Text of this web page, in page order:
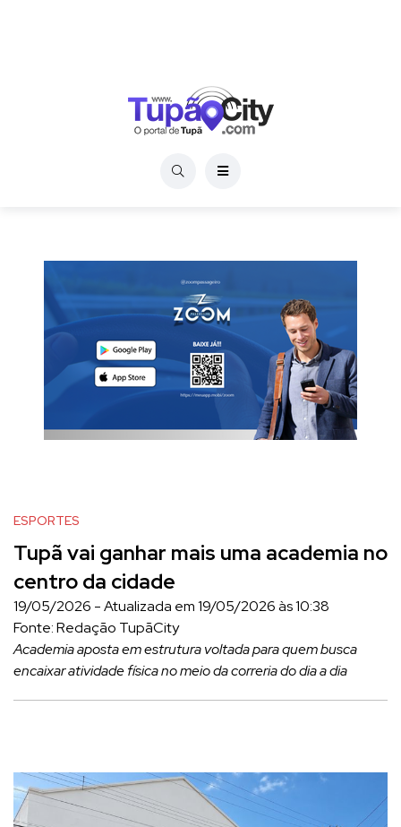
ESPORTES
Tupã vai ganhar mais uma academia no
centro da cidade
19/05/2026 - Atualizada em 19/05/2026 às 10:38
Fonte: Redação TupãCity
Academia aposta em estrutura voltada para quem busca
encaixar atividade física no meio da correria do dia a dia